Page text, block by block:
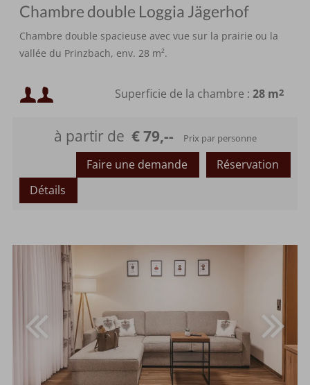
Chambre double Loggia Jägerhof
Chambre double spacieuse avec vue sur la prairie ou la
vallée du Prinzbach, env. 28 m².
Occupation minimale :
Occupation maximale :
Superficie de la chambre : 28 m2
à partir de € 79,-- Prix par personne
Réservation
Faire une demande
Détails